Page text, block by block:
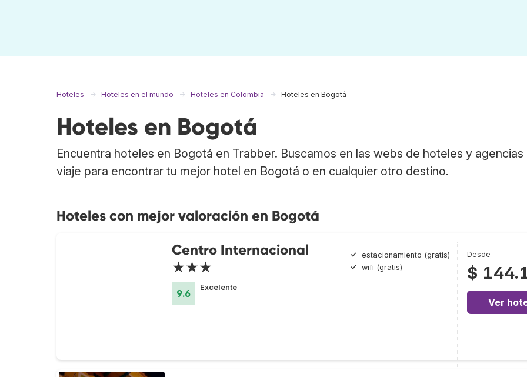
Hoteles Hoteles en el mundo Hoteles en Colombia Hoteles en Bogotá
Hoteles en Bogotá
Encuentra hoteles en Bogotá en Trabber. Buscamos en las webs de hoteles y agencias
viaje para encontrar tu mejor hotel en Bogotá o en cualquier otro destino.
Hoteles con mejor valoración en Bogotá
Centro Internacional
★★★
9.6
Excelente
estacionamiento (gratis)
wifi (gratis)
Desde
$
Ver